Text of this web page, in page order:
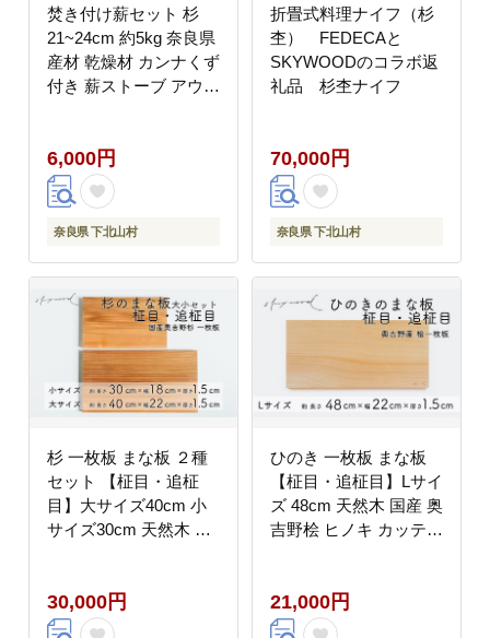
焚き付け薪セット 杉
21~24cm 約5kg 奈良県
産材 乾燥材 カンナくず
付き 薪ストーブ アウト
6,000円
奈良県 下北山村
折畳式料理ナイフ（杉
杢） FEDECAと
SKYWOODのコラボ返
礼品 杉杢ナイフ
70,000円
奈良県 下北山村
杉 一枚板 まな板 ２種
セット 【柾目・追柾
目】大サイズ40cm 小
サイズ30cm 天然木 赤
ボード プレート テーブ
ルウェア キッチン 台所
30,000円
ひのき 一枚板 まな板
【柾目・追柾目】Lサイ
ズ 48cm 天然木 国産 奥
吉野桧 ヒノキ カッティ
台所 家事 料理
21,000円